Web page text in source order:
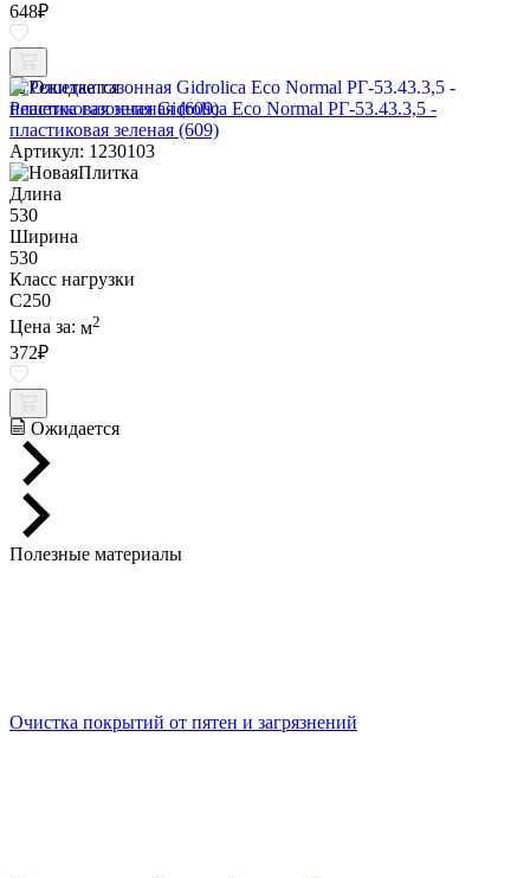
648₽
Ожидается
Решетка газонная Gidrolica Eco Normal РГ-53.43.3,5 -
пластиковая зеленая (609)
Артикул: 1230103
Длина
530
Ширина
530
Класс нагрузки
C250
Цена за: м2
372₽
Ожидается
Полезные материалы
Очистка покрытий от пятен и загрязнений